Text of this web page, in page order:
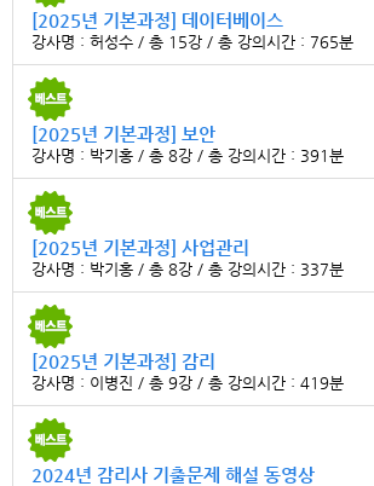
[2025년 기본과정] 데이터베이스
강사명 : 허성수 / 총 15강 / 총 강의시간 : 765분
[2025년 기본과정] 보안
강사명 : 박기홍 / 총 8강 / 총 강의시간 : 391분
[2025년 기본과정] 사업관리
강사명 : 박기홍 / 총 8강 / 총 강의시간 : 337분
[2025년 기본과정] 감리
강사명 : 이병진 / 총 9강 / 총 강의시간 : 419분
2024년 감리사 기출문제 해설 동영상